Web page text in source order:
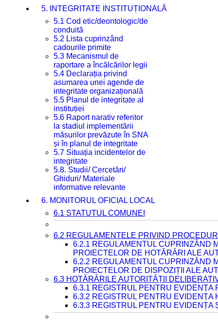
5. INTEGRITATE INSTITUȚIONALĂ
5.1 Cod etic/deontologic/de
conduită
5.2 Lista cuprinzând
cadourile primite
5.3 Mecanismul de
raportare a încălcărilor legii
5.4 Declarația privind
asumarea unei agende de
integritate organizațională
5.5 Planul de integritate al
instituției
5.6 Raport narativ referitor
la stadiul implementării
măsurilor prevăzute în SNA
și în planul de integritate
5.7 Situația incidentelor de
integritate
5.8. Studii/ Cercetări/
Ghiduri/ Materiale
informative relevante
6. MONITORUL OFICIAL LOCAL
6.1 STATUTUL COMUNEI
6.2 REGULAMENTELE PRIVIND
6.2.1 REGULAMENTUL CUPRINZÂND
PROIECTELOR DE HOTĂRÂRI ALE
6.2.2 REGULAMENTUL CUPRINZÂND
PROIECTELOR DE DISPOZIȚII ALE
6.3 HOTĂRÂRILE AUTORITĂȚII
6.3.1 REGISTRUL PENTRU EVIDENȚA
6.3.2 REGISTRUL PENTRU EVIDENȚA
6.3.3 REGISTRUL PENTRU EVIDENȚA